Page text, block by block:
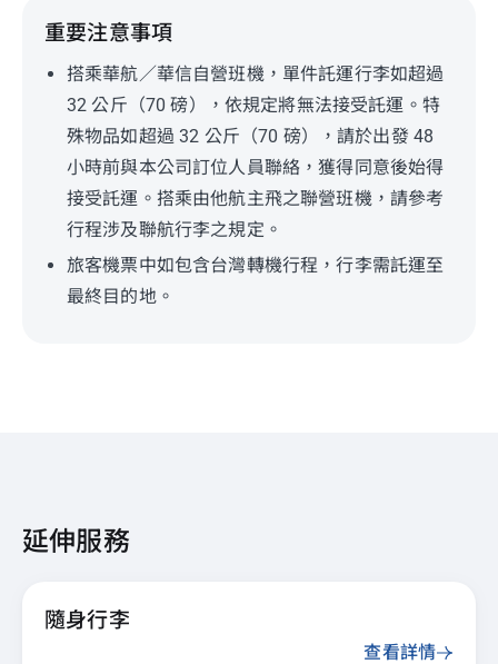
重要注意事項
搭乘華航／華信自營班機，單件託運行李如超過
32 公斤（70 磅），依規定將無法接受託運。特
殊物品如超過 32 公斤（70 磅），請於出發 48
小時前與本公司訂位人員聯絡，獲得同意後始得
接受託運。搭乘由他航主飛之聯營班機，請參考
行程涉及聯航行李之規定。
旅客機票中如包含台灣轉機行程，行李需託運至
最終目的地。
延伸服務
隨身行李
查看詳情